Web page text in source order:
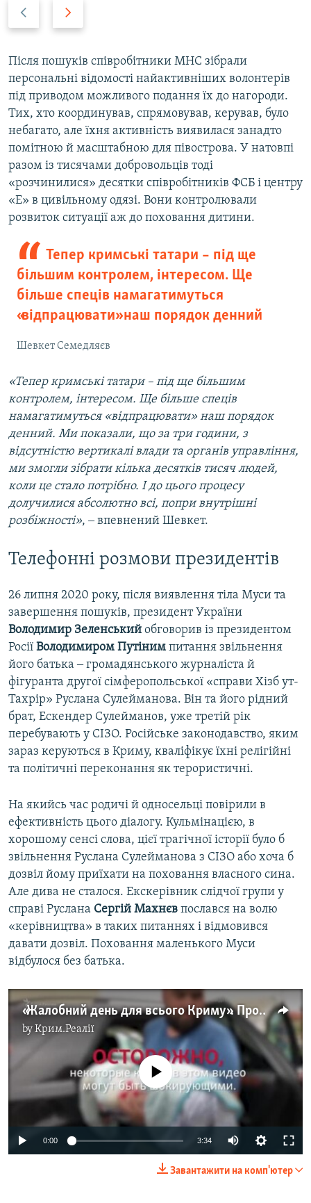
v
i
o
u
s
s
l
i
d
e
t
s
l
i
d
e
Після пошуків співробітники МНС зібрали
персональні відомості найактивніших волонтерів
під приводом можливого подання їх до нагороди.
Тих, хто координував, спрямовував, керував, було
небагато, але їхня активність виявилася занадто
помітною й масштабною для півострова. У натовпі
разом із тисячами добровольців тоді
«розчинилися» десятки співробітників ФСБ і центру
«Е» в цивільному одязі. Вони контролювали
розвиток ситуації аж до поховання дитини.
Тепер кримські татари – під ще
більшим контролем, інтересом. Ще
більше спеців намагатимуться
«відпрацювати» наш порядок денний
Шевкет Семедляєв
«Тепер кримські татари – під ще більшим
контролем, інтересом. Ще більше спеців
намагатимуться «відпрацювати» наш порядок
денний. Ми показали, що за три години, з
відсутністю вертикалі влади та органів управління,
ми змогли зібрати кілька десятків тисяч людей,
коли це стало потрібно. І до цього процесу
долучилися абсолютно всі, попри внутрішні
розбіжності», ‒ впевнений Шевкет.
Телефонні розмови президентів
26 липня 2020 року, після виявлення тіла Муси та
завершення пошуків, президент України
Володимир Зеленський обговорив із президентом
Росії Володимиром Путіним питання звільнення
його батька ‒ громадянського журналіста й
фігуранта другої сімферопольської «справи Хізб ут-
Тахрір» Руслана Сулейманова. Він та його рідний
брат, Ескендер Сулейманов, уже третій рік
перебувають у СІЗО. Російське законодавство, яким
зараз керуються в Криму, кваліфікує їхні релігійні
та політичні переконання як терористичні.
На якийсь час родичі й односельці повірили в
ефективність цього діалогу. Кульмінацією, в
хорошому сенсі слова, цієї трагічної історії було б
звільнення Руслана Сулейманова з СІЗО або хоча б
дозвіл йому приїхати на поховання власного сина.
Але дива не сталося. Екскерівник слідчої групи у
справі Руслана Сергій Махнєв послався на волю
«керівництва» в таких питаннях і відмовився
давати дозвіл. Поховання маленького Муси
відбулося без батька.
«Жалобний день для всього Криму». Прощання з Мусою Сулеймановим (відео)
byКрим.Реалії
No media source currently available
0:00 3:34
Завантажити на комп'ютер